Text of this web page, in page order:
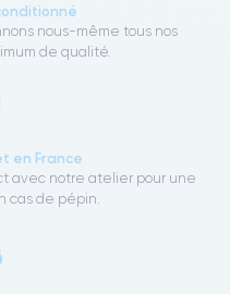
nous-même tous nos
de qualité.
en France
avec notre atelier pour une
cas de pépin.